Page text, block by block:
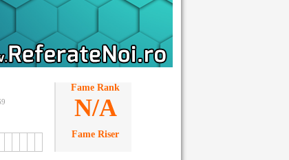
Fame Rank
N/A
Fame Riser